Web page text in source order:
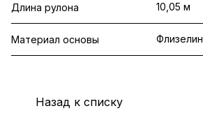
Длина рулона 10,05 м
Материал основы Флизелин
Назад к списку